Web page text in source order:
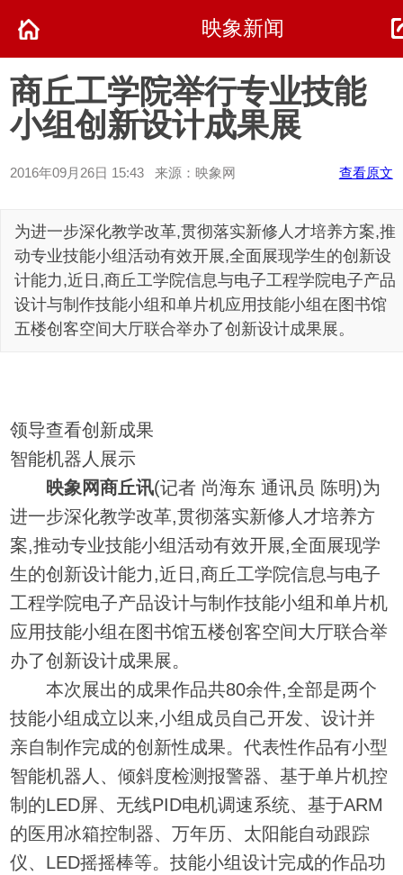
映象新闻
商丘工学院举行专业技能
小组创新设计成果展
2016年09月26日 15:43 来源：映象网 查看原文
为进一步深化教学改革,贯彻落实新修人才培养方案,推
动专业技能小组活动有效开展,全面展现学生的创新设
计能力,近日,商丘工学院信息与电子工程学院电子产品
设计与制作技能小组和单片机应用技能小组在图书馆
五楼创客空间大厅联合举办了创新设计成果展。
领导查看创新成果
智能机器人展示
映象网商丘讯(记者 尚海东 通讯员 陈明)为
进一步深化教学改革,贯彻落实新修人才培养方
案,推动专业技能小组活动有效开展,全面展现学
生的创新设计能力,近日,商丘工学院信息与电子
工程学院电子产品设计与制作技能小组和单片机
应用技能小组在图书馆五楼创客空间大厅联合举
办了创新设计成果展。
本次展出的成果作品共80余件,全部是两个
技能小组成立以来,小组成员自己开发、设计并
亲自制作完成的创新性成果。代表性作品有小型
智能机器人、倾斜度检测报警器、基于单片机控
制的LED屏、无线PID电机调速系统、基于ARM
的医用冰箱控制器、万年历、太阳能自动跟踪
仪、LED摇摇棒等。技能小组设计完成的作品功